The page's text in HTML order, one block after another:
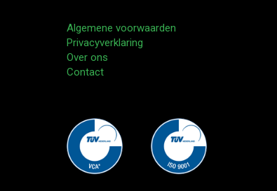
Algemene voorwaarden
Privacyverklaring
Over ons
Contact